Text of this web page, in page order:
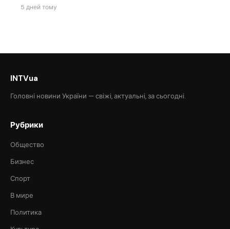
5 дней тому
INTVua
Головні новини України — свіжі, актуальні, за сьогодні.
Рубрики
Общество
Бизнес
Спорт
В мире
Политика